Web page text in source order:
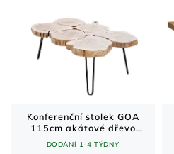
Konferenční stolek GOA
115cm akátové dřevo
přírodní
DODÁNÍ 1-4 TÝDNY